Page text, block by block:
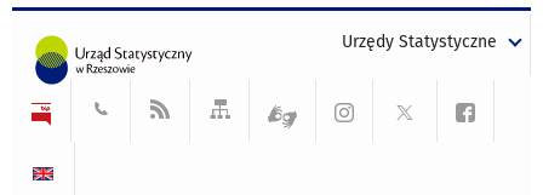
kontrastkontrast
tekst
czarnym
kontrast
tekst
czarnym
tekst
żółtym
Urzędy Statystyczne